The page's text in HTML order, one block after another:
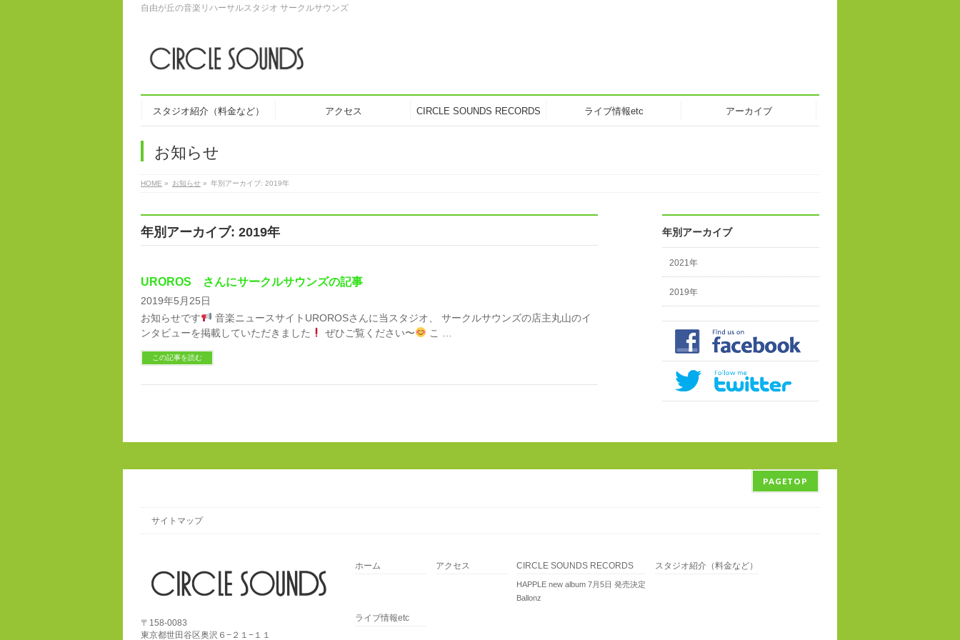
自由が丘の音楽リハーサルスタジオ サークルサウンズ
スタジオ紹介（料金など） アクセス CIRCLE SOUNDS RECORDS ライブ情報etc アーカイブ
お知らせ
HOME » お知らせ » 年別アーカイブ: 2019年
年別アーカイブ: 2019年
UROROS さんにサークルサウンズの記事
2019年5月25日
お知らせです
音楽ニュースサイトUROROSさんに当スタジオ、 サークルサウンズの店主丸山のイ
ンタビューを掲載していただきました
ぜひご覧ください〜 こ …
この記事を読む
年別アーカイブ
2021年
2019年
PAGETOP
サイトマップ
〒158-0083
東京都世田谷区奥沢６−２１−１１
ホーム アクセス CIRCLE SOUNDS RECORDS
HAPPLE new album 7月5日 発売決定
Ballonz
スタジオ紹介（料金など）
ライブ情報etc